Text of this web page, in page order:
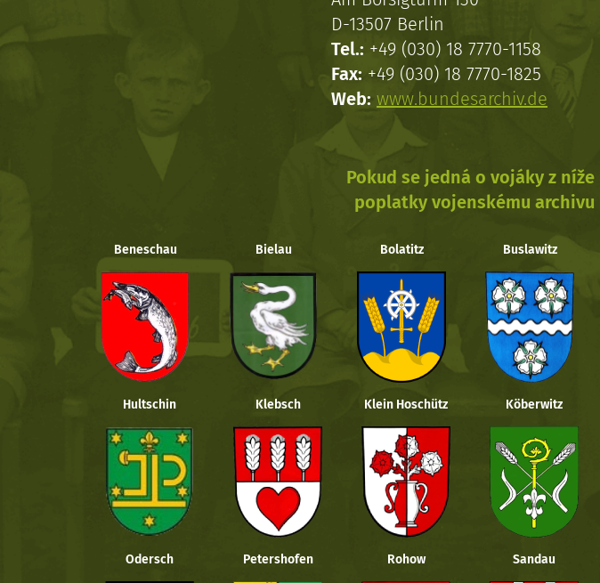
D-13507 Berlin
Tel.: +49 (030) 18 7770-1158
Fax: +49 (030) 18 7770-1825
Web: www.bundesarchiv.de
Pokud se jedná o vojáky z
poplatky vojenskému
Beneschau Bielau Bolatitz Buslawitz
Hultschin Klebsch Klein Hoschütz Köberwitz
Odersch Petershofen Rohow Sandau